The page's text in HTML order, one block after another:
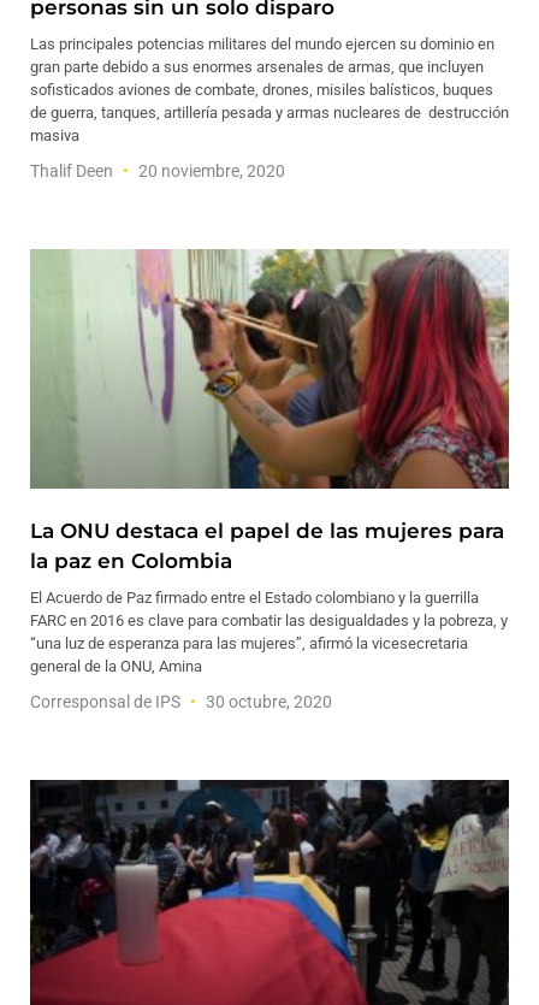
personas sin un solo disparo
Las principales potencias militares del mundo ejercen su dominio en
gran parte debido a sus enormes arsenales de armas, que incluyen
sofisticados aviones de combate, drones, misiles balísticos, buques
de guerra, tanques, artillería pesada y armas nucleares de destrucción
masiva
Thalif Deen 20 noviembre, 2020
La ONU destaca el papel de las mujeres para
la paz en Colombia
El Acuerdo de Paz firmado entre el Estado colombiano y la guerrilla
FARC en 2016 es clave para combatir las desigualdades y la pobreza, y
“una luz de esperanza para las mujeres”, afirmó la vicesecretaria
general de la ONU, Amina
Corresponsal de IPS 30 octubre, 2020